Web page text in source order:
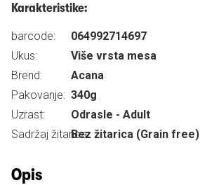
Karakteristike:
barcode:
064992714697
Ukus:
Više vrsta mesa
Brend:
Acana
Pakovanje: 340g
Uzrast:
Odrasle - Adult
Sadržaj žitarica:Bez žitarica (Grain free)
Opis